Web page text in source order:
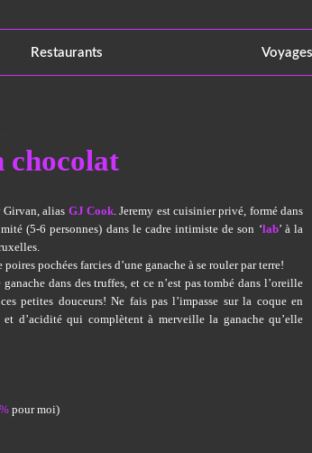
Restaurants Voyages
chocolat
Girvan, alias GJ Cook. Jeremy est cuisinier privé, formé dans
(5-6 personnes) dans le cadre intimiste de son ‘lab’ à la
pochées farcies d’une ganache à se rouler par terre!
dans des truffes, et ce n’est pas tombé dans l’oreille
petites douceurs! Ne fais pas l’impasse sur la coque en
d’acidité qui complètent à merveille la ganache qu’elle
pour moi)